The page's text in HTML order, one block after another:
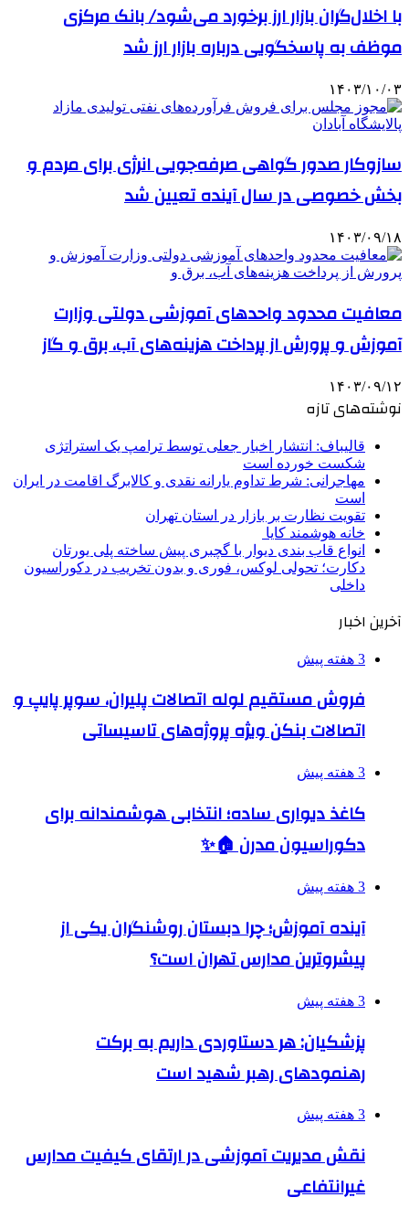
با اخلال‌گران بازار ارز برخورد می‌شود/ بانک مرکزی
موظف به پاسخگویی درباره بازار ارز شد
۱۴۰۳/۱۰/۰۳
سازوکار صدور گواهی صرفه‌جویی انرژی برای مردم و
بخش خصوصی در سال آینده تعیین شد
۱۴۰۳/۰۹/۱۸
معافیت محدود واحدهای آموزشی دولتی وزارت
آموزش و پرورش از پرداخت هزینه‌های آب، برق و گاز
۱۴۰۳/۰۹/۱۲
نوشته‌های تازه
قالیباف: انتشار اخبار جعلی توسط ترامپ یک استراتژی
شکست خورده است
مهاجرانی: شرط تداوم یارانه نقدی و کالابرگ اقامت در ایران
است
تقویت نظارت بر بازار در استان تهران
خانه هوشمند کایا
انواع قاب بندی دیوار با گچبری پیش ساخته پلی یورتان
دکارت؛ تحولی لوکس، فوری و بدون تخریب در دکوراسیون
داخلی
آخرین اخبار
3 هفته پیش
فروش مستقیم لوله اتصالات پلیران، سوپر پایپ و
اتصالات بنکن ویژه پروژه‌های تاسیساتی
3 هفته پیش
کاغذ دیواری ساده؛ انتخابی هوشمندانه برای
دکوراسیون مدرن 🏠✨
3 هفته پیش
آینده آموزش؛ چرا دبستان روشنگران یکی از
پیشروترین مدارس تهران است؟
3 هفته پیش
پزشکیان: هر دستاوردی داریم به برکت
رهنمودهای رهبر شهید است
3 هفته پیش
نقش مدیریت آموزشی در ارتقای کیفیت مدارس
غیرانتفاعی